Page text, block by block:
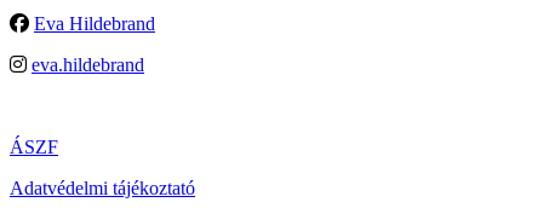
Eva Hildebrand
eva.hildebrand
ÁSZF
Adatvédelmi tájékoztató